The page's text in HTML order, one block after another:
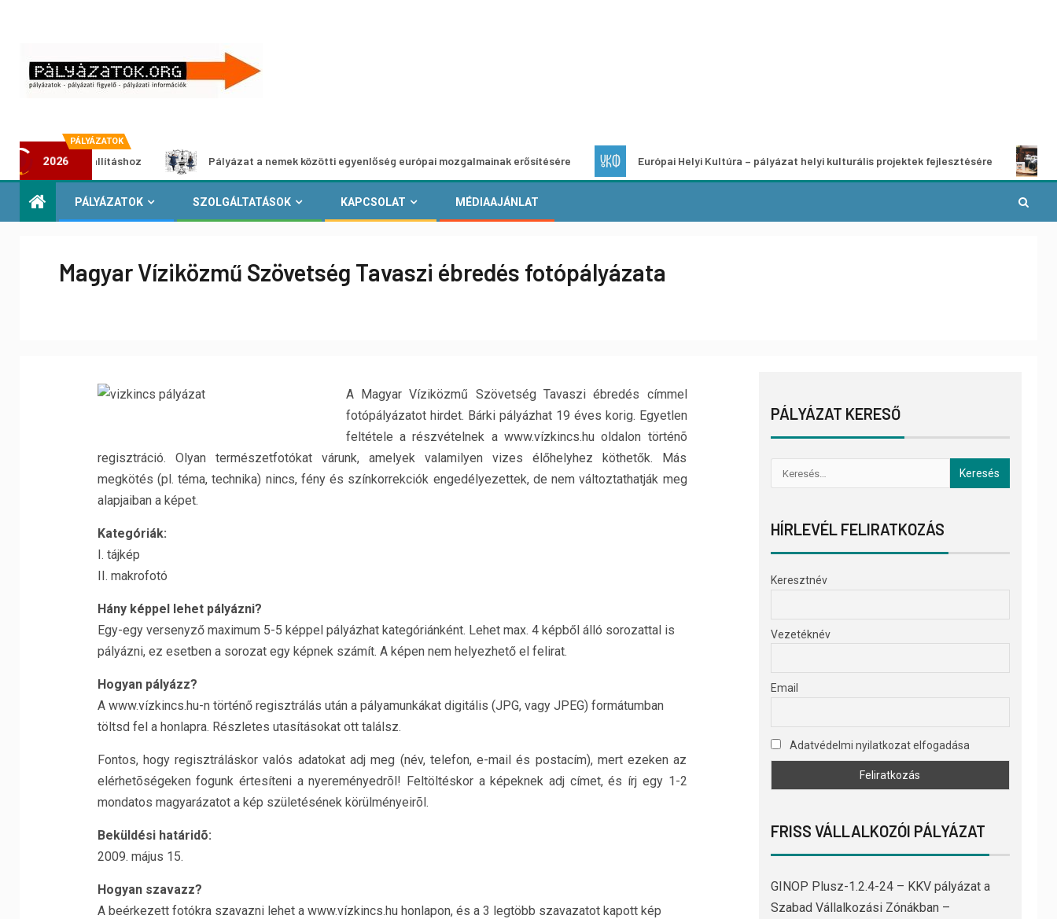
PÁLYÁZATOK
2026
kiállításhoz Pályázat a nemek közötti egyenlőség európai mozgalmainak erősítésére Európai Helyi Kultúra – pályázat helyi kulturális projektek fejlesztésére A
PÁLYÁZATOK SZOLGÁLTATÁSOK KAPCSOLAT MÉDIAAJÁNLAT
Magyar Víziközmű Szövetség Tavaszi ébredés fotópályázata
A Magyar Víziközmű Szövetség Tavaszi ébredés címmel
fotópályázatot hirdet. Bárki pályázhat 19 éves korig. Egyetlen
feltétele a részvételnek a www.vízkincs.hu oldalon történõ
regisztráció. Olyan természetfotókat várunk, amelyek valamilyen vizes élőhelyhez köthetők. Más
megkötés (pl. téma, technika) nincs, fény és színkorrekciók engedélyezettek, de nem változtathatják meg
alapjaiban a képet.
Kategóriák:
I. tájkép
II. makrofotó
Hány képpel lehet pályázni?
Egy-egy versenyző maximum 5-5 képpel pályázhat kategóriánként. Lehet max. 4 képből álló sorozattal is
pályázni, ez esetben a sorozat egy képnek számít. A képen nem helyezhető el felirat.
Hogyan pályázz?
A www.vízkincs.hu-n történő regisztrálás után a pályamunkákat digitális (JPG, vagy JPEG) formátumban
töltsd fel a honlapra. Részletes utasításokat ott találsz.
Fontos, hogy regisztráláskor valós adatokat adj meg (név, telefon, e-mail és postacím), mert ezeken az
elérhetõségeken fogunk értesíteni a nyereményedrõl! Feltöltéskor a képeknek adj címet, és írj egy 1-2
mondatos magyarázatot a kép születésének körülményeirõl.
Beküldési határidõ:
2009. május 15.
Hogyan szavazz?
A beérkezett fotókra szavazni lehet a www.vízkincs.hu honlapon, és a 3 legtöbb szavazatot kapott kép
PÁLYÁZAT KERESŐ
HÍRLEVÉL FELIRATKOZÁS
Keresztnév
Vezetéknév
Email
Adatvédelmi nyilatkozat elfogadása
FRISS VÁLLALKOZÓI PÁLYÁZAT
GINOP Plusz-1.2.4-24 – KKV pályázat a
Szabad Vállalkozási Zónákban –